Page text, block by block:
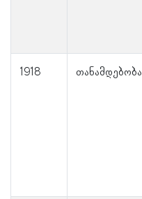
1918 თანამდებობა